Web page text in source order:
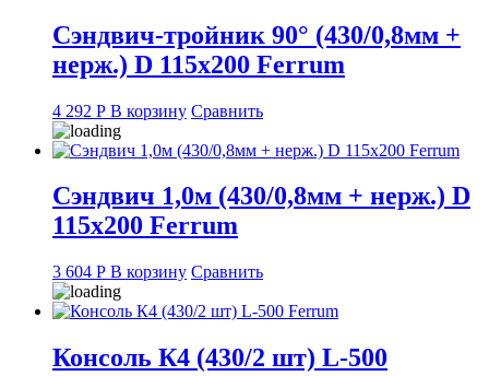
Сэндвич-тройник 90° (430/0,8мм +
нерж.) D 115х200 Ferrum
4 292 Р В корзину Сравнить
Сэндвич 1,0м (430/0,8мм + нерж.) D
115х200 Ferrum
3 604 Р В корзину Сравнить
Консоль К4 (430/2 шт) L-500